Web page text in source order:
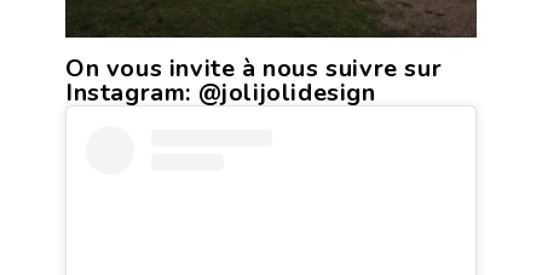
On vous invite à nous suivre sur
Instagram: @jolijolidesign